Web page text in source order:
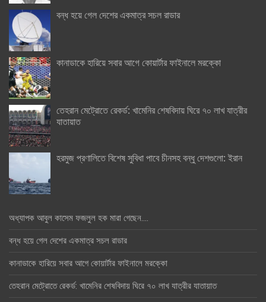
বন্ধ হয়ে গেল দেশের একমাত্র সচল রাডার
কানাডাকে হারিয়ে সবার আগে কোয়ার্টার ফাইনালে মরক্কো
তেহরান মেট্রোতে রেকর্ড: খামেনির শেষবিদায় ঘিরে ৭০ লাখ যাত্রীর
যাতায়াত
হরমুজ প্রণালিতে বিশেষ সুবিধা পাবে চীনসহ বন্ধু দেশগুলো: ইরান
অধ্যাপক আবুল কাসেম ফজলুল হক মারা গেছেন….
বন্ধ হয়ে গেল দেশের একমাত্র সচল রাডার
কানাডাকে হারিয়ে সবার আগে কোয়ার্টার ফাইনালে মরক্কো
তেহরান মেট্রোতে রেকর্ড: খামেনির শেষবিদায় ঘিরে ৭০ লাখ যাত্রীর যাতায়াত